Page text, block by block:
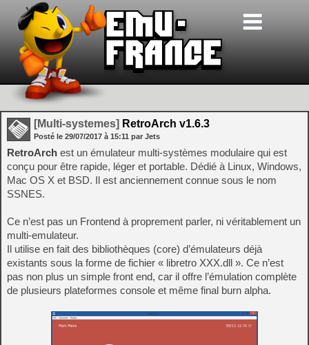
[Multi-systemes] RetroArch v1.6.3
Posté le 29/07/2017 à 15:11 par Jets
RetroArch est un émulateur multi-systèmes modulaire qui est
conçu pour être rapide, léger et portable. Dédié à Linux, Windows,
Mac OS X et BSD. Il est anciennement connue sous le nom
SSNES.
Ce n’est pas un Frontend à proprement parler, ni véritablement un
multi-emulateur.
Il utilise en fait des bibliothèques (core) d’émulateurs déjà
existants sous la forme de fichier « libretro XXX.dll ». Ce n’est
pas non plus un simple front end, car il offre l’émulation complète
de plusieurs plateformes console et même final burn alpha.